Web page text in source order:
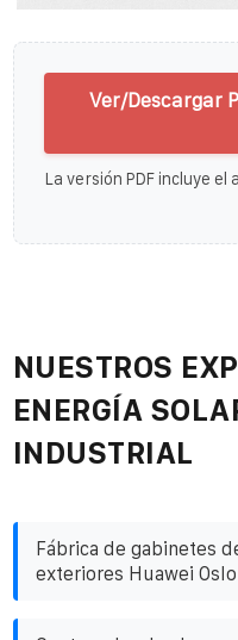
Ver/Descargar
La versión PDF incluye
NUESTROS
ENERGÍA
INDUSTRIAL
Fábrica de gabinetes
exteriores Huawei Oslo